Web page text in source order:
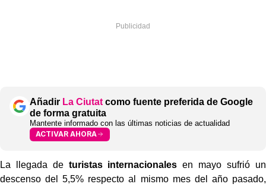
Añadir La Ciutat como fuente preferida de Google
de forma gratuita
Mantente informado con las últimas noticias de actualidad
ACTIVAR AHORA
La llegada de turistas internacionales en mayo sufrió un
descenso del 5,5% respecto al mismo mes del año pasado,